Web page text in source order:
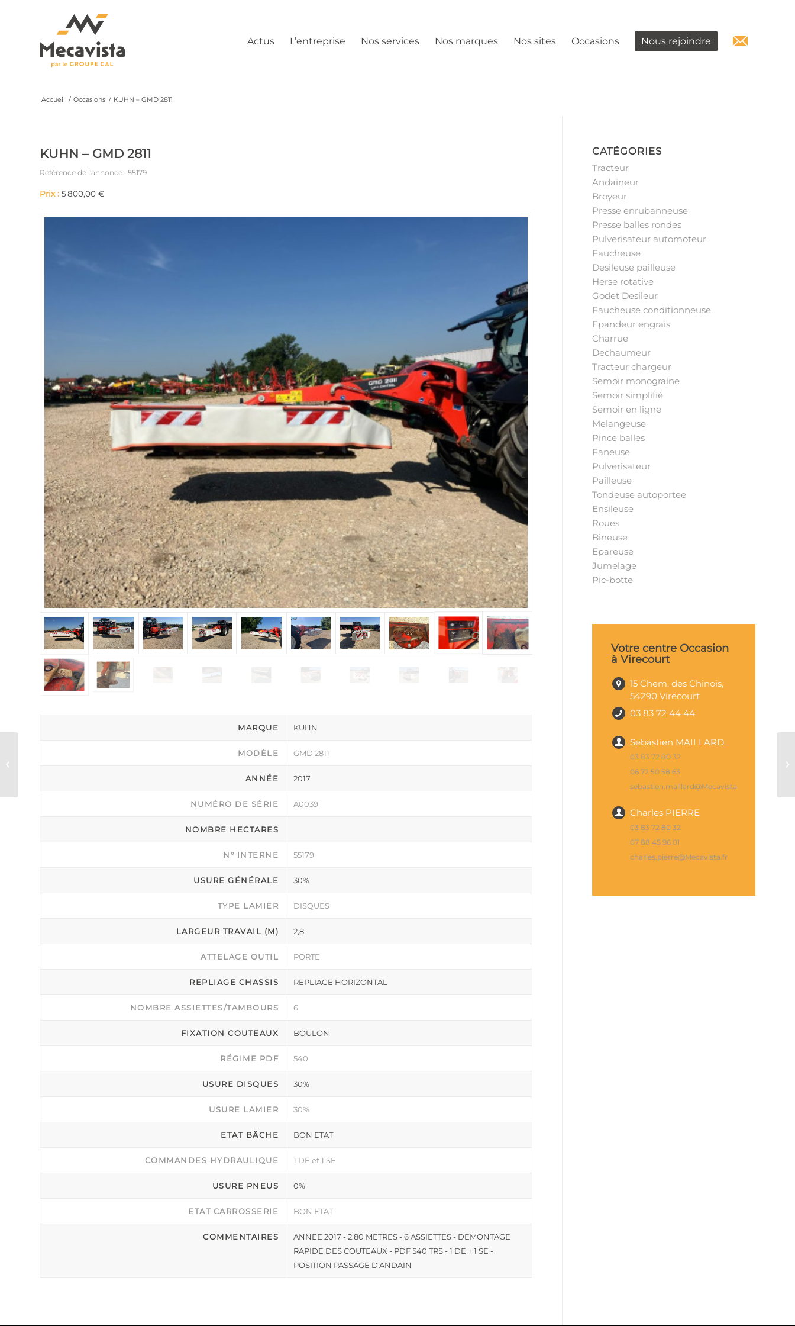
Actus L’entreprise Nos services Nos marques Nos sites Occasions Nous rejoindre
Accueil / Occasions / KUHN – GMD 2811
KUHN – GMD 2811
Référence de l'annonce : 55179
Prix : 5 800,00 €
MARQUE KUHN
MODÈLE GMD 2811
ANNÉE 2017
NUMÉRO DE SÉRIE A0039
NOMBRE HECTARES
N° INTERNE 55179
USURE GÉNÉRALE 30%
TYPE LAMIER DISQUES
LARGEUR TRAVAIL (M) 2,8
ATTELAGE OUTIL PORTE
REPLIAGE CHASSIS REPLIAGE HORIZONTAL
NOMBRE ASSIETTES/TAMBOURS 6
FIXATION COUTEAUX BOULON
RÉGIME PDF 540
USURE DISQUES 30%
USURE LAMIER 30%
ETAT BÂCHE BON ETAT
COMMANDES HYDRAULIQUE 1 DE et 1 SE
USURE PNEUS 0%
ETAT CARROSSERIE BON ETAT
COMMENTAIRES
ANNEE 2017 - 2.80 METRES - 6 ASSIETTES - DEMONTAGE
RAPIDE DES COUTEAUX - PDF 540 TRS - 1 DE + 1 SE -
POSITION PASSAGE D'ANDAIN
CATÉGORIES
Tracteur
Andaineur
Broyeur
Presse enrubanneuse
Presse balles rondes
Pulverisateur automoteur
Faucheuse
Desileuse pailleuse
Herse rotative
Godet Desileur
Faucheuse conditionneuse
Epandeur engrais
Charrue
Dechaumeur
Tracteur chargeur
Semoir monograine
Semoir simplifié
Semoir en ligne
Melangeuse
Pince balles
Faneuse
Pulverisateur
Pailleuse
Tondeuse autoportee
Ensileuse
Roues
Bineuse
Epareuse
Jumelage
Pic-botte
Votre centre Occasion
à Virecourt
15 Chem. des Chinois,
54290 Virecourt
03 83 72 44 44
Sebastien MAILLARD
03 83 72 80 32
06 72 50 58 63
sebastien.maillard@Mecavista.fr
Charles PIERRE
03 83 72 80 32
07 88 45 96 01
charles.pierre@Mecavista.fr